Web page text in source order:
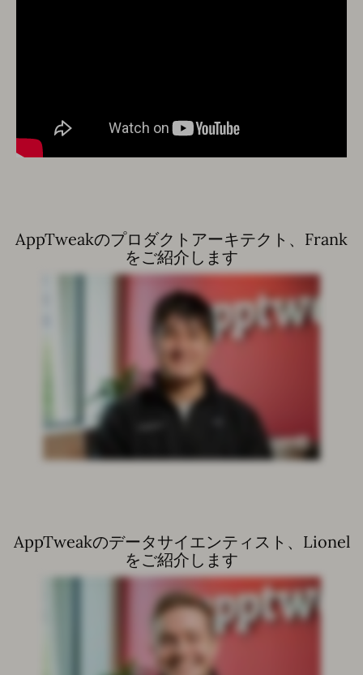
AppTweakのプロダクトアーキテクト、Frank
をご紹介します
AppTweakのデータサイエンティスト、Lionel
をご紹介します